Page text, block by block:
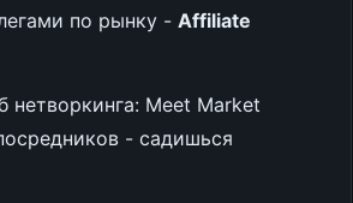
по рынку - Affiliate
нетворкинга: Meet Market
- садишься